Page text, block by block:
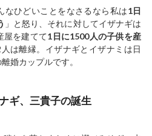
なひどいことをなさるなら私は1日
」と怒り、それに対してイザナギは
屋を建てて1日に1500人の子供を産
は離縁。イザナギとイザナミは日
婚カップルです。
ギ、三貴子の誕生